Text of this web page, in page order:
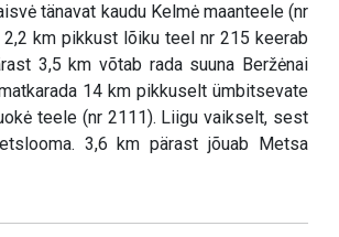
tänavat kaudu Kelmė maanteele (nr
km pikkust lõiku teel nr 215 keerab
3,5 km võtab rada suuna Beržėnai
14 km pikkuselt ümbitsevate
teele (nr 2111). Liigu vaikselt, sest
3,6 km pärast jõuab Metsa